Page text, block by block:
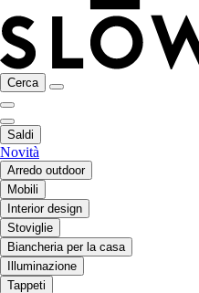
Cerca
Saldi
Novità
Arredo outdoor
Mobili
Interior design
Stoviglie
Biancheria per la casa
Illuminazione
Tappeti